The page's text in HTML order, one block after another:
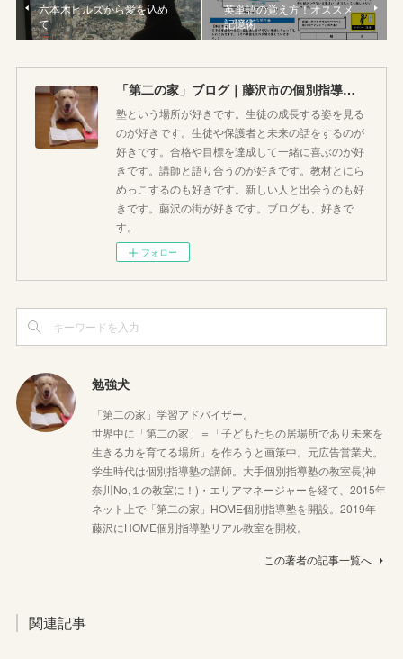
六本木ヒルズから愛を込め
て
英単語の覚え方！オススメ
記憶術
「第二の家」ブログ｜藤沢市の個別指導塾のお話
塾という場所が好きです。生徒の成長する姿を見る
のが好きです。生徒や保護者と未来の話をするのが
好きです。合格や目標を達成して一緒に喜ぶのが好
きです。講師と語り合うのが好きです。教材とにら
めっこするのも好きです。新しい人と出会うのも好
きです。藤沢の街が好きです。ブログも、好きで
す。
フォロー
勉強犬
「第二の家」学習アドバイザー。
世界中に「第二の家」＝「子どもたちの居場所であり未来を
生きる力を育てる場所」を作ろうと画策中。元広告営業犬。
学生時代は個別指導塾の講師。大手個別指導塾の教室長(神
奈川No,１の教室に！)・エリアマネージャーを経て、2015年
ネット上で「第二の家」HOME個別指導塾を開設。2019年
藤沢にHOME個別指導塾リアル教室を開校。
この著者の記事一覧へ
関連記事